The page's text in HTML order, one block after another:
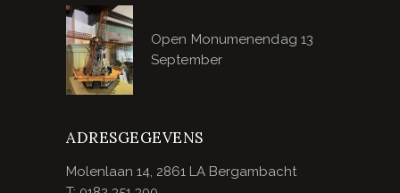
Open Monumenendag 13
September
ADRESGEGEVENS
Molenlaan 14, 2861 LA Bergambacht